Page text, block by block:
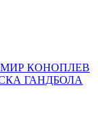
КОНОПЛЕВ
ГАНДБОЛА